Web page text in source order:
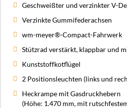
Geschweißter und verzinkter V-
Verzinkte Gummifederachsen
wm-meyer®-Compact-Fahrwerk
Stützrad verstärkt, klappbar und
Kunststoffkotflügel
2 Positionsleuchten (links und
Heckrampe mit Gasdruckhebern
(Höhe: 1.470 mm, mit